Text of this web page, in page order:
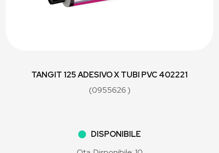
TANGIT 125 ADESIVO X TUBI PVC 402221
(0955626 )
DISPONIBILE